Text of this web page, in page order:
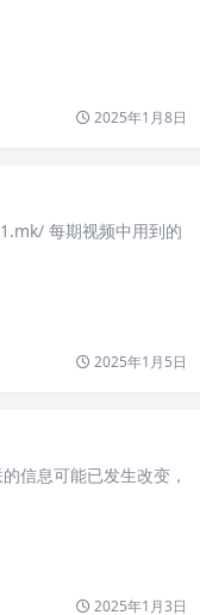
2025年1月8日
每期视频中用到的
2025年1月5日
信息可能已发生改变，
2025年1月3日